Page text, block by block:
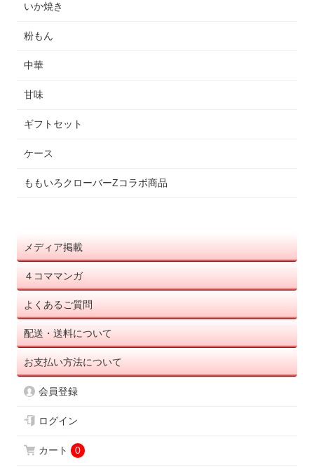
いか焼き
粉もん
中華
甘味
ギフトセット
ケース
ももいろクローバーZコラボ商品
メディア掲載
４コママンガ
よくあるご質問
配送・送料について
お支払い方法について
会員登録
ログイン
カート 0